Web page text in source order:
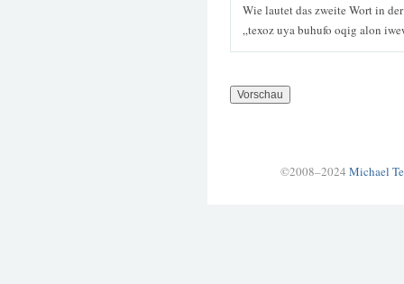
Wie lautet das zweite Wort in
„texoz uya buhufo oqig alon
©2008–2024 Michael